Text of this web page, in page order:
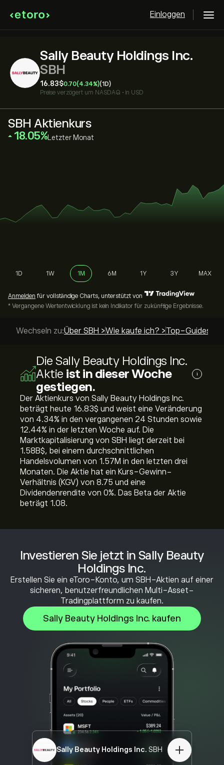
Einloggen
Sally Beauty Holdings Inc.
SBH
16.83‎$‎0.70(4.34%)(1D)
Preise verzögert um NASDAQ • in USD
Investieren Sie jetzt in Sally Beauty
Holdings Inc.
Erstellen Sie ein eToro-Konto, um SBH-Aktien auf einer
sicheren, benutzerfreundlichen Multi-Asset-
Tradingplattform zu kaufen.
Sally Beauty Holdings Inc. kaufen
Sally Beauty Holdings Inc. SBH
SBH Aktienkurs
‎18.05‎ Letzter Monat
1D 1W 1M 6M 1Y 3Y MAX
Anmelden für vollständige Charts, unterstützt von
* Vergangene Wertentwicklung ist kein Indikator für zukünftige Ergebnisse.
Wechseln zu:Über SBH >Wie kaufe ich? >Top-Guides >
Die Sally Beauty Holdings Inc.
Aktie ist in dieser Woche
gestiegen.
i
Der Aktienkurs von Sally Beauty Holdings Inc.
beträgt heute 16.83‎$‎ und weist eine Veränderung
von ‎4.34‎% in den vergangenen 24 Stunden sowie
‎12.44‎% in der letzten Woche auf. Die
Marktkapitalisierung von SBH liegt derzeit bei
1.58B‎$‎, bei einem durchschnittlichen
Handelsvolumen von 1.57M in den letzten drei
Monaten. Die Aktie hat ein Kurs-Gewinn-
Verhältnis (KGV) von 8.75 und eine
Dividendenrendite von 0%. Das Beta der Aktie
beträgt 1.08.